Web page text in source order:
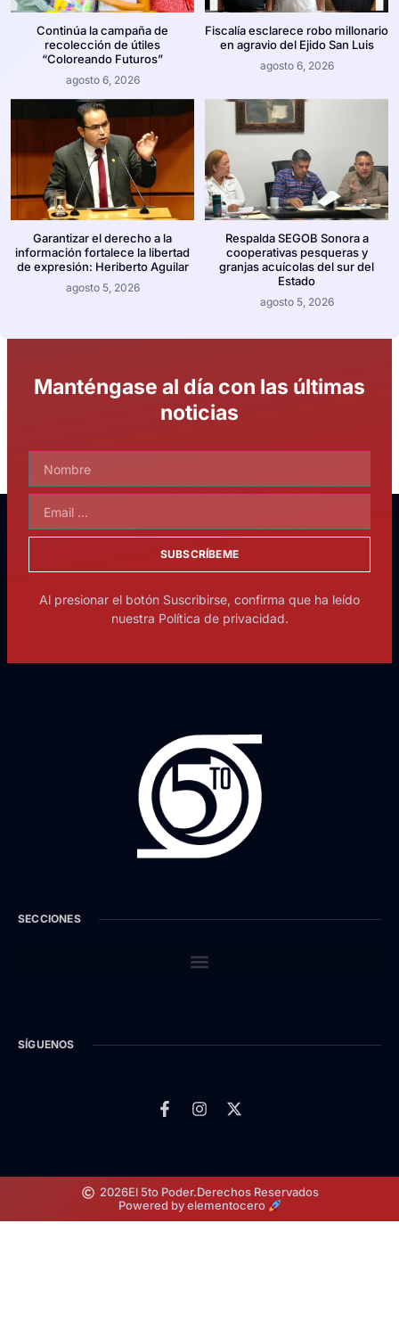
Continúa la campaña de
recolección de útiles
“Coloreando Futuros”
agosto 6, 2026
Fiscalía esclarece robo millonario
en agravio del Ejido San Luis
agosto 6, 2026
Garantizar el derecho a la
información fortalece la libertad
de expresión: Heriberto Aguilar
agosto 5, 2026
Respalda SEGOB Sonora a
cooperativas pesqueras y
granjas acuícolas del sur del
Estado
agosto 5, 2026
Manténgase al día con las últimas
noticias
SUBSCRÍBEME
Al presionar el botón Suscribirse, confirma que ha leído
nuestra Política de privacidad.
SECCIONES
SÍGUENOS
2026El 5to Poder.Derechos Reservados
Powered by elementocero